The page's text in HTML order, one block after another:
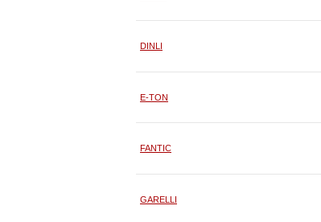
DINLI
E-TON
FANTIC
GARELLI